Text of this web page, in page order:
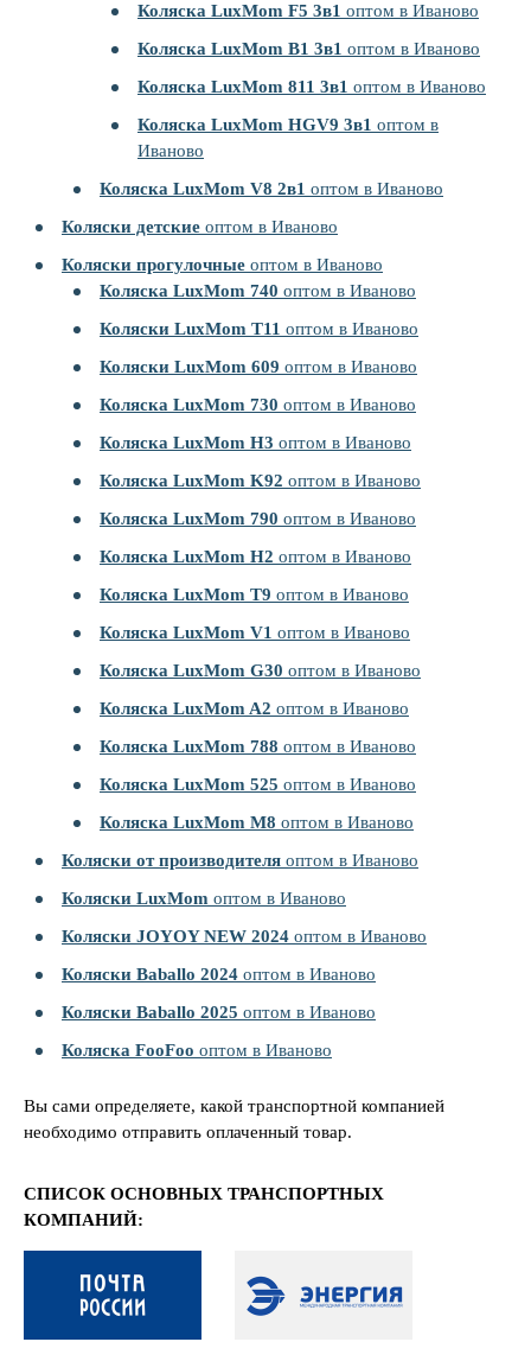
Коляска LuxMom F5 3в1 оптом в Иваново
Коляска LuxMom B1 3в1 оптом в Иваново
Коляска LuxMom 811 3в1 оптом в Иваново
Коляска LuxMom HGV9 3в1 оптом в
Иваново
Коляска LuxMom V8 2в1 оптом в Иваново
Коляски детские оптом в Иваново
Коляски прогулочные оптом в Иваново
Коляска LuxMom 740 оптом в Иваново
Коляски LuxMom T11 оптом в Иваново
Коляски LuxMom 609 оптом в Иваново
Коляска LuxMom 730 оптом в Иваново
Коляска LuxMom H3 оптом в Иваново
Коляска LuxMom K92 оптом в Иваново
Коляска LuxMom 790 оптом в Иваново
Коляска LuxMom H2 оптом в Иваново
Коляска LuxMom T9 оптом в Иваново
Коляска LuxMom V1 оптом в Иваново
Коляска LuxMom G30 оптом в Иваново
Коляска LuxMom A2 оптом в Иваново
Коляска LuxMom 788 оптом в Иваново
Коляска LuxMom 525 оптом в Иваново
Коляска LuxMom M8 оптом в Иваново
Коляски от производителя оптом в Иваново
Коляски LuxMom оптом в Иваново
Коляски JOYOY NEW 2024 оптом в Иваново
Коляски Baballo 2024 оптом в Иваново
Коляски Baballo 2025 оптом в Иваново
Коляска FooFoo оптом в Иваново
Вы сами определяете, какой транспортной компанией
необходимо отправить оплаченный товар.
СПИСОК ОСНОВНЫХ ТРАНСПОРТНЫХ
КОМПАНИЙ: